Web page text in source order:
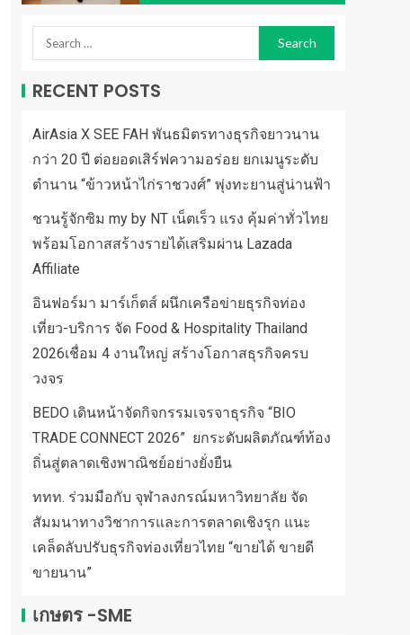
RECENT POSTS
AirAsia X SEE FAH พันธมิตรทางธุรกิจยาวนาน
กว่า 20 ปี ต่อยอดเสิร์ฟความอร่อย ยกเมนูระดับ
ตำนาน “ข้าวหน้าไก่ราชวงศ์” พุ่งทะยานสู่น่านฟ้า
ชวนรู้จักซิม my by NT เน็ตเร็ว แรง คุ้มค่าทั่วไทย
พร้อมโอกาสสร้างรายได้เสริมผ่าน Lazada
Affiliate
อินฟอร์มา มาร์เก็ตส์ ผนึกเครือข่ายธุรกิจท่อง
เที่ยว-บริการ จัด Food & Hospitality Thailand
2026เชื่อม 4 งานใหญ่ สร้างโอกาสธุรกิจครบ
วงจร
BEDO เดินหน้าจัดกิจกรรมเจรจาธุรกิจ “BIO
TRADE CONNECT 2026” ยกระดับผลิตภัณฑ์ท้อง
ถิ่นสู่ตลาดเชิงพาณิชย์อย่างยั่งยืน
ททท. ร่วมมือกับ จุฬาลงกรณ์มหาวิทยาลัย จัด
สัมมนาทางวิชาการและการตลาดเชิงรุก แนะ
เคล็ดลับปรับธุรกิจท่องเที่ยวไทย “ขายได้ ขายดี
ขายนาน”
เกษตร -SME